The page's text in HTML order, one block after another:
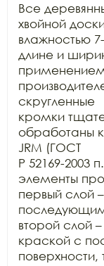
Все
хвойной
влажностью
длине и
скругленные
кромки
обработаны
JRM (ГОСТ
Р 52169-2003
элементы
первый слой
второй слой
краской с